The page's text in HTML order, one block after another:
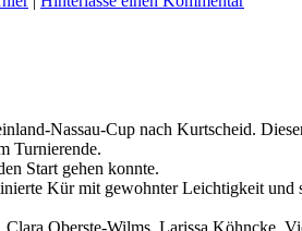
Nassau-Cup nach Kurtscheid.
Turnierende.
Start gehen konnte.
Kür mit gewohnter Leichtigkeit und